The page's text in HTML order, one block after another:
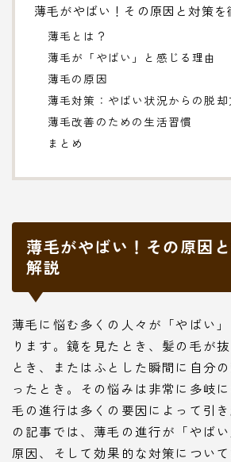
薄毛がやばい！その原因と対策を
薄毛とは？
薄毛が「やばい」と感じる理由
薄毛の原因
薄毛対策：やばい状況からの脱却
薄毛改善のための生活習慣
まとめ
薄毛がやばい！その原因
解説
薄毛に悩む多くの人々が「やばい
ります。鏡を見たとき、髪の毛が
とき、またはふとした瞬間に自分
ったとき。その悩みは非常に多岐
毛の進行は多くの要因によって引
の記事では、薄毛の進行が「やばい
原因、そして効果的な対策につい